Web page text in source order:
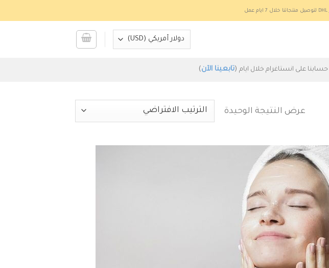
(تابعينا الآن)
عرض النتيجة الوحيدة